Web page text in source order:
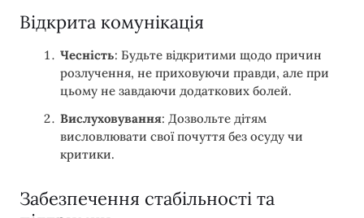
Відкрита комунікація
Чесність: Будьте відкритими щодо причин
розлучення, не приховуючи правди, але при
цьому не завдаючи додаткових болей.
Вислуховування: Дозвольте дітям
висловлювати свої почуття без осуду чи
критики.
Забезпечення стабільності та